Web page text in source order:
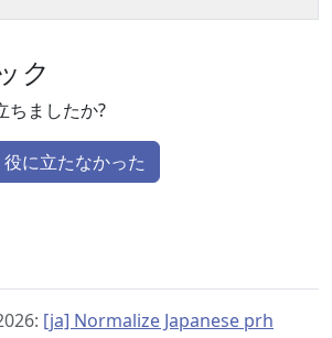
ク
ちましたか?
役に立たなかった
[ja] Normalize Japanese prh